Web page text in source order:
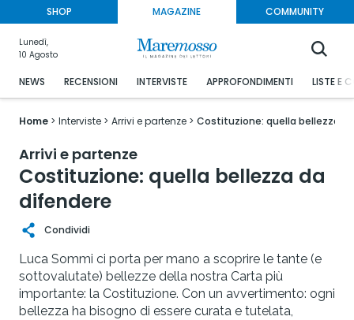
SHOP MAGAZINE COMMUNITY
Lunedì,
10 Agosto
NEWS RECENSIONI INTERVISTE APPROFONDIMENTI LISTE E
Home Interviste Arrivi e partenze Costituzione: quella bellezza
Arrivi e partenze
Costituzione: quella bellezza da
difendere
Condividi
Luca Sommi ci porta per mano a scoprire le tante (e
sottovalutate) bellezze della nostra Carta più
importante: la Costituzione. Con un avvertimento: ogni
bellezza ha bisogno di essere curata e tutelata,